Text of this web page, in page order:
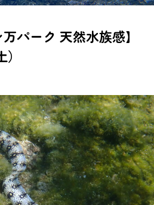
パーク 天然水族感】